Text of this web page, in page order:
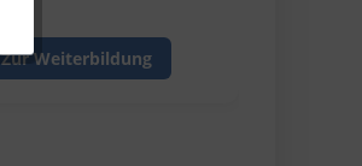
Zur Weiterbildung